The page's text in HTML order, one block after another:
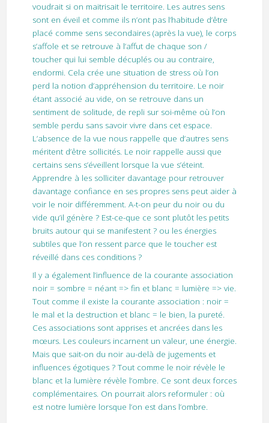
voudrait si on maitrisait le territoire. Les autres sens
sont en éveil et comme ils n’ont pas l’habitude d’être
placé comme sens secondaires (après la vue), le corps
s’affole et se retrouve à l’affut de chaque son /
toucher qui lui semble décuplés ou au contraire,
endormi. Cela crée une situation de stress où l’on
perd la notion d’appréhension du territoire. Le noir
étant associé au vide, on se retrouve dans un
sentiment de solitude, de repli sur soi-même où l’on
semble perdu sans savoir vivre dans cet espace.
L’absence de la vue nous rappelle que d’autres sens
méritent d’être sollicités. Le noir rappelle aussi que
certains sens s’éveillent lorsque la vue s’éteint.
Apprendre à les solliciter davantage pour retrouver
davantage confiance en ses propres sens peut aider à
voir le noir différemment. A-t-on peur du noir ou du
vide qu’il génère ? Est-ce-que ce sont plutôt les petits
bruits autour qui se manifestent ? ou les énergies
subtiles que l’on ressent parce que le toucher est
réveillé dans ces conditions ?
Il y a également l’influence de la courante association
noir = sombre = néant => fin et blanc = lumière => vie.
Tout comme il existe la courante association : noir =
le mal et la destruction et blanc = le bien, la pureté.
Ces associations sont apprises et ancrées dans les
mœurs. Les couleurs incarnent un valeur, une énergie.
Mais que sait-on du noir au-delà de jugements et
influences égotiques ? Tout comme le noir révèle le
blanc et la lumière révèle l’ombre. Ce sont deux forces
complémentaires. On pourrait alors reformuler : où
est notre lumière lorsque l’on est dans l’ombre.